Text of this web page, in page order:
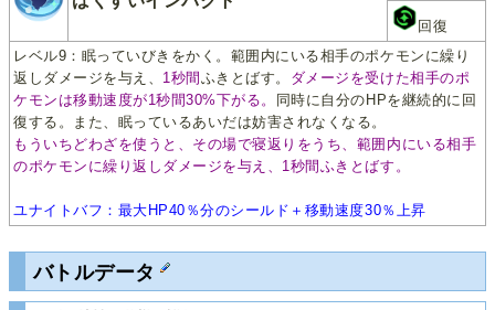
回復
レベル9：眠っていびきをかく。範囲内にいる相手のポケモンに繰り
返しダメージを与え、 1秒間 ふきとばす。 ダメージを受けた相手のポ
ケモンは移動速度が1秒間30%下がる。
同時に自分のHPを継続的に回
復する。また、眠っているあいだは妨害されなくなる。
もういちどわざを使うと、その場で寝返りをうち、範囲内にいる相手
のポケモンに繰り返しダメージを与え、1秒間ふきとばす。
ユナイトバフ：最大HP40％分のシールド＋移動速度30％上昇
バトルデータ